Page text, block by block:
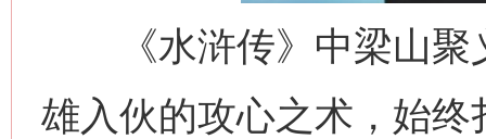
《水浒传》中梁山聚
雄入伙的攻心之术，始终